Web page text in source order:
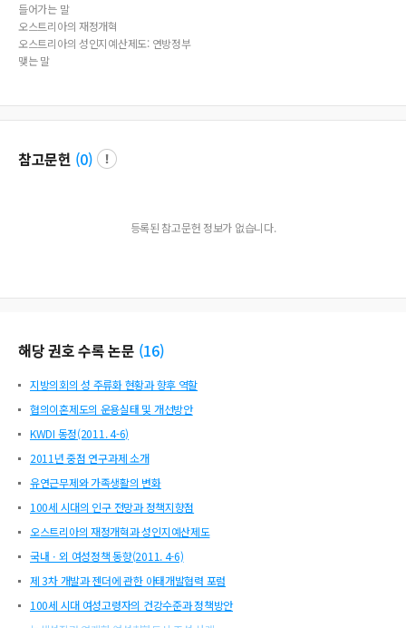
들어가는 말
오스트리아의 재정개혁
오스트리아의 성인지예산제도: 연방정부
맺는 말
참고문헌 (0)
등록된 참고문헌 정보가 없습니다.
해당 권호 수록 논문 (16)
지방의회의 성 주류화 현황과 향후 역할
협의이혼제도의 운용실태 및 개선방안
KWDI 동정(2011. 4-6)
2011년 중점 연구과제 소개
유연근무제와 가족생활의 변화
100세 시대의 인구 전망과 정책지향점
오스트리아의 재정개혁과 성인지예산제도
국내ㆍ외 여성정책 동향(2011. 4-6)
제 3차 개발과 젠더에 관한 아태개발협력 포럼
100세 시대 여성고령자의 건강수준과 정책방안